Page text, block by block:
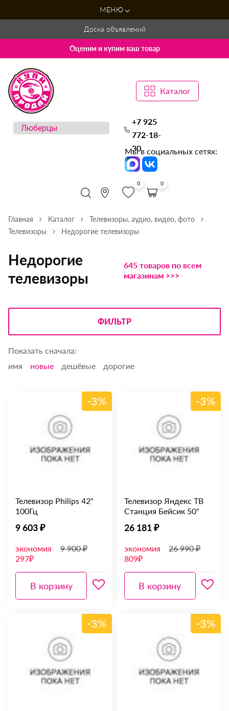
МЕНЮ
Доска объявлений
Оценим и купим ваш товар
Каталог
+7 925
772-18-
30
Мы в социальных сетях:
0 0
Главная Каталог
Телевизоры, аудио, видео, фото
Телевизоры
Недорогие телевизоры
Недорогие
телевизоры
645 товаров по всем
магазинам >>>
ФИЛЬТР
Показать сначала:
имя
новые дешёвые дорогие
-3%
Телевизор Philips 42"
100Гц
9 603 ₽
экономия
297₽
9 900 ₽
В корзину
-3%
Телевизор Яндекс ТВ
Станция Бейсик 50"
26 181 ₽
экономия
809₽
26 990 ₽
В корзину
-3% -3%